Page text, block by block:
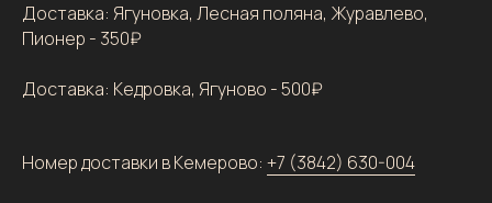
Доставка: Ягуновка, Лесная поляна, Журавлево,
Пионер - 350₽
Доставка: Кедровка, Ягуново - 500₽
Номер доставки в Кемерово: +7 (3842) 630-004